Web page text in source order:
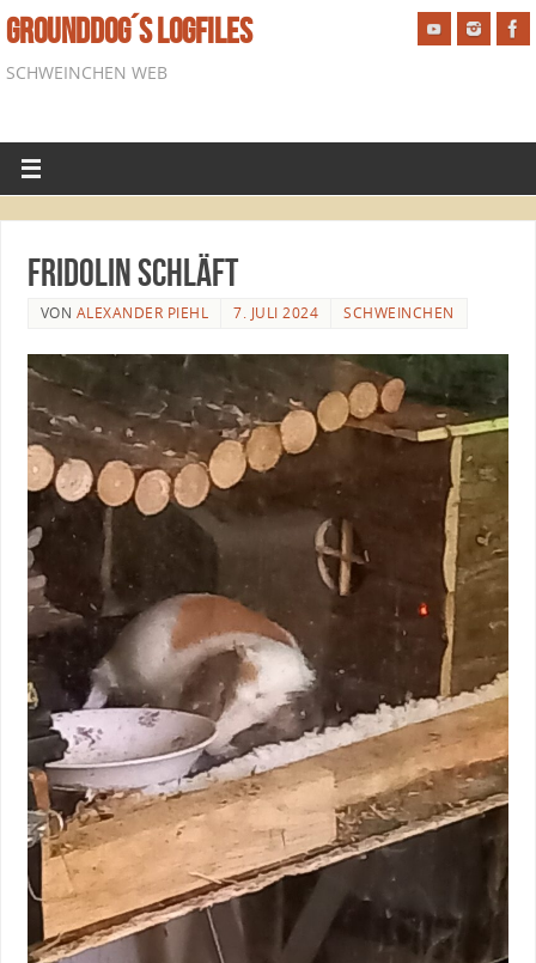
GROUNDDOG´S LOGFILES
SCHWEINCHEN WEB
Fridolin schläft
VON ALEXANDER PIEHL 7. JULI 2024 SCHWEINCHEN